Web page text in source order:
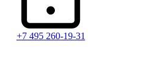
+7 495 260-19-31